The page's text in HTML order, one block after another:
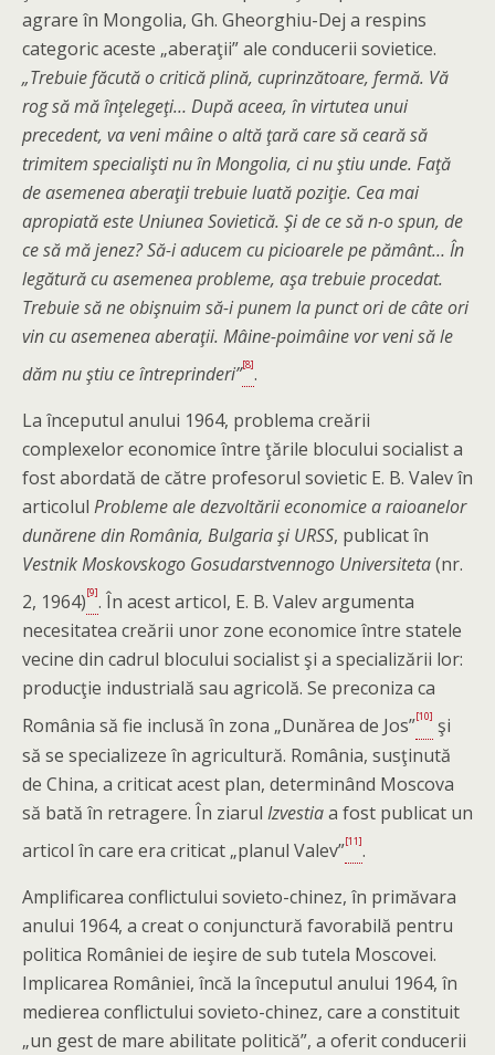
agrare în Mongolia, Gh. Gheorghiu-Dej a respins
categoric aceste „aberaţii” ale conducerii sovietice.
„Trebuie făcută o critică plină, cuprinzătoare, fermă. Vă
rog să mă înţelegeţi… După aceea, în virtutea unui
precedent, va veni mâine o altă ţară care să ceară să
trimitem specialişti nu în Mongolia, ci nu ştiu unde. Faţă
de asemenea aberaţii trebuie luată poziţie. Cea mai
apropiată este Uniunea Sovietică. Şi de ce să n-o spun, de
ce să mă jenez? Să-i aducem cu picioarele pe pământ… În
legătură cu asemenea probleme, aşa trebuie procedat.
Trebuie să ne obişnuim să-i punem la punct ori de câte ori
vin cu asemenea aberaţii. Mâine-poimâine vor veni să le
dăm nu ştiu ce întreprinderi”[8].
La începutul anului 1964, problema creării
complexelor economice între ţările blocului socialist a
fost abordată de către profesorul sovietic E. B. Valev în
articolul Probleme ale dezvoltării economice a raioanelor
dunărene din România, Bulgaria şi URSS, publicat în
Vestnik Moskovskogo Gosudarstvennogo Universiteta(nr.
2, 1964)[9]. În acest articol, E. B. Valev argumenta
necesitatea creării unor zone economice între statele
vecine din cadrul blocului socialist şi a specializării lor:
producţie industrială sau agricolă. Se preconiza ca
România să fie inclusă în zona „Dunărea de Jos”[10] şi
să se specializeze în agricultură. România, susţinută
de China, a criticat acest plan, determinând Moscova
să bată în retragere. În ziarul Izvestiaa fost publicat un
articol în care era criticat „planul Valev”[11].
Amplificarea conflictului sovieto-chinez, în primăvara
anului 1964, a creat o conjunctură favorabilă pentru
politica României de ieşire de sub tutela Moscovei.
Implicarea României, încă la începutul anului 1964, în
medierea conflictului sovieto-chinez, care a constituit
„un gest de mare abilitate politică”, a oferit conducerii